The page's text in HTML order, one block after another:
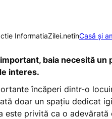
InformatiaZilei.netînCasă și
baia necesită
interes.
încăperi dintr-o
doar un spațiu dedicat
este privită ca o